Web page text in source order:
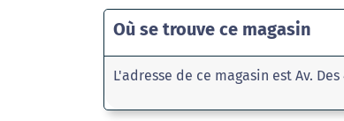
Où se trouve ce magasin
L'adresse de ce magasin est Av.